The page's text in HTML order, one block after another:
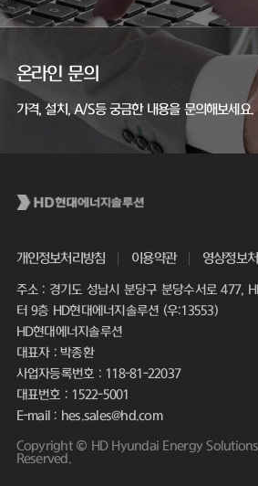
온라인 문의
가격, 설치, A/S등 궁금한 내용을 문의해보세요.
개인정보처리방침 이용약관 영상정보
주소 : 경기도 성남시 분당구 분당수서로 477,
터 9층 HD현대에너지솔루션 (우:13553)
HD현대에너지솔루션
대표자 : 박종환
사업자등록번호 : 118-81-22037
대표번호 : 1522-5001
E-mail : hes.sales@hd.com
Copyright © HD Hyundai Energy
Reserved.